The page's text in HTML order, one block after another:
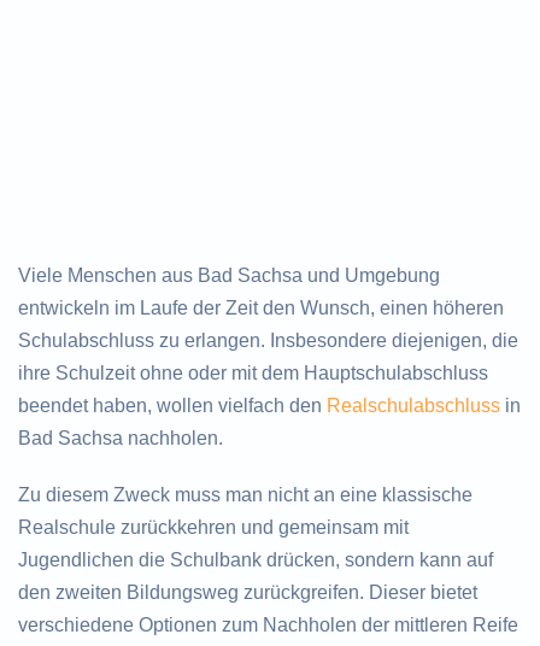
Viele Menschen aus Bad Sachsa und Umgebung
entwickeln im Laufe der Zeit den Wunsch, einen höheren
Schulabschluss zu erlangen. Insbesondere diejenigen, die
ihre Schulzeit ohne oder mit dem Hauptschulabschluss
beendet haben, wollen vielfach den Realschulabschluss in
Bad Sachsa nachholen.
Zu diesem Zweck muss man nicht an eine klassische
Realschule zurückkehren und gemeinsam mit
Jugendlichen die Schulbank drücken, sondern kann auf
den zweiten Bildungsweg zurückgreifen. Dieser bietet
verschiedene Optionen zum Nachholen der mittleren Reife